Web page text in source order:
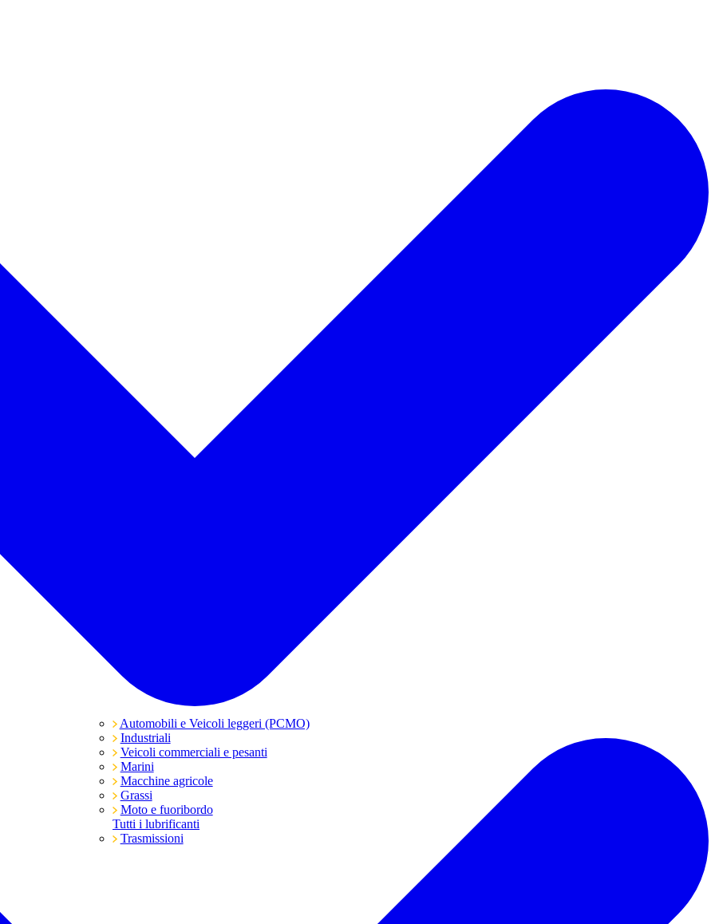
Automobili e Veicoli leggeri (PCMO)
Industriali
Veicoli commerciali e pesanti
Marini
Macchine agricole
Grassi
Moto e fuoribordo
Tutti i lubrificanti
Trasmissioni